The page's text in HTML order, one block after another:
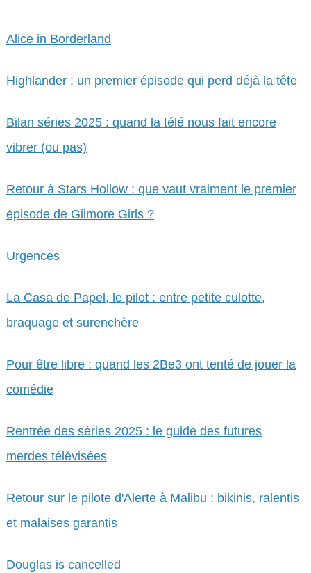
Alice in Borderland
Highlander : un premier épisode qui perd déjà la tête
Bilan séries 2025 : quand la télé nous fait encore
vibrer (ou pas)
Retour à Stars Hollow : que vaut vraiment le premier
épisode de Gilmore Girls ?
Urgences
La Casa de Papel, le pilot : entre petite culotte,
braquage et surenchère
Pour être libre : quand les 2Be3 ont tenté de jouer la
comédie
Rentrée des séries 2025 : le guide des futures
merdes télévisées
Retour sur le pilote d'Alerte à Malibu : bikinis, ralentis
et malaises garantis
Douglas is cancelled